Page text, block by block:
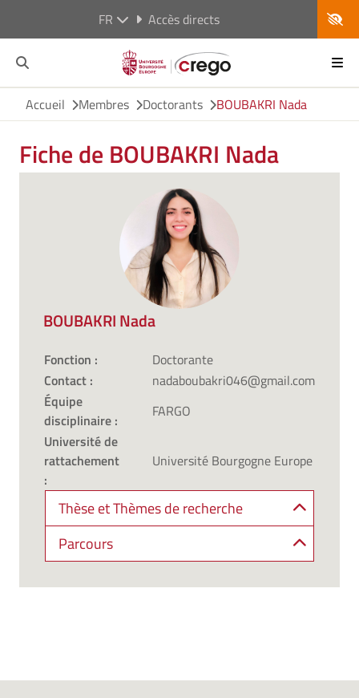
FR Accès directs
Accueil Membres Doctorants BOUBAKRI Nada
Fiche de BOUBAKRI Nada
BOUBAKRI Nada
Fonction :
Doctorante
Contact :
nadaboubakri046@gmail.com
Équipe
disciplinaire :
FARGO
Université de
rattachement
:
Université Bourgogne Europe
Thèse et Thèmes de recherche
Parcours